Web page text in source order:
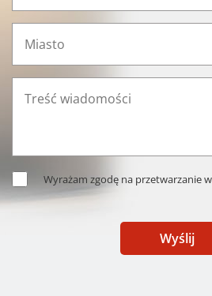
Wyrażam zgodę na przetwarzanie
Wyślij